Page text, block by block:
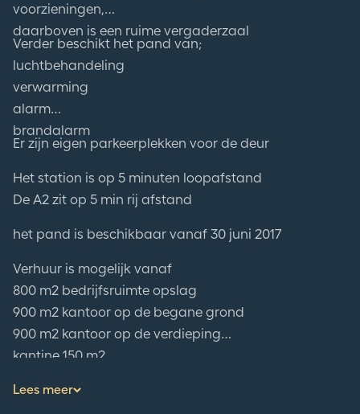
voorzieningen,
daarboven is een ruime vergaderzaal
Verder beschikt het pand van;
luchtbehandeling
verwarming
alarm
brandalarm
Er zijn eigen parkeerplekken voor de deur
Het station is op 5 minuten loopafstand
De A2 zit op 5 min rij afstand
het pand is beschikbaar vanaf 30 juni 2017
Verhuur is mogelijk vanaf
800 m2 bedrijfsruimte opslag
900 m2 kantoor op de begane grond
900 m2 kantoor op de verdieping
kantine 150 m2
D.m.v. een gezamenlijke ingang kan tevens een
Lees meer